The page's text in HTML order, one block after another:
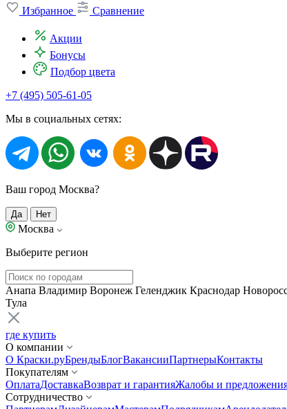
Избранное
Сравнение
Акции
Бонусы
Подбор цвета
+7 (495) 505-61-05
Мы в социальных сетях:
Ваш город Москва?
Да Нет
Москва
Выберите регион
Анапа Владимир Воронеж Геленджик Краснодар
Тула
где купить
О компании
О Краски.руБрендыБлогВакансииПартнерыКонтакты
Покупателям
ОплатаДоставкаВозврат и гарантияЖалобы и
Сотрудничество